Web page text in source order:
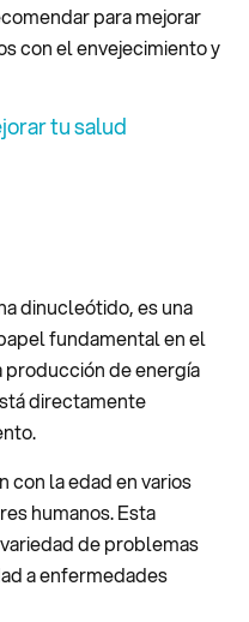
para mejorar
con el envejecimiento y
tu salud
dinucleótido, es una
fundamental en el
de energía
directamente
con la edad en varios
humanos. Esta
de problemas
a enfermedades